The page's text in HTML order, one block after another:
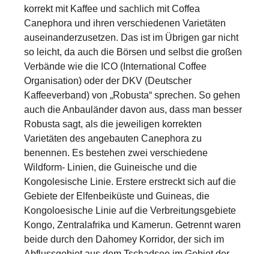
korrekt mit Kaffee und sachlich mit Coffea
Canephora und ihren verschiedenen Varietäten
auseinanderzusetzen. Das ist im Übrigen gar nicht
so leicht, da auch die Börsen und selbst die großen
Verbände wie die ICO (International Coffee
Organisation) oder der DKV (Deutscher
Kaffeeverband) von „Robusta“ sprechen. So gehen
auch die Anbauländer davon aus, dass man besser
Robusta sagt, als die jeweiligen korrekten
Varietäten des angebauten Canephora zu
benennen. Es bestehen zwei verschiedene
Wildform- Linien, die Guineische und die
Kongolesische Linie. Erstere erstreckt sich auf die
Gebiete der Elfenbeiküste und Guineas, die
Kongoloesische Linie auf die Verbreitungsgebiete
Kongo, Zentralafrika und Kamerun. Getrennt waren
beide durch den Dahomey Korridor, der sich im